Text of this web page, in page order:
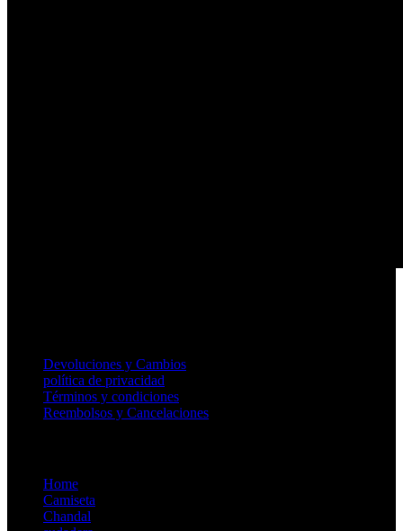
Devoluciones y Cambios
política de privacidad
Términos y condiciones
Reembolsos y Cancelaciones
Home
Camiseta
Chandal